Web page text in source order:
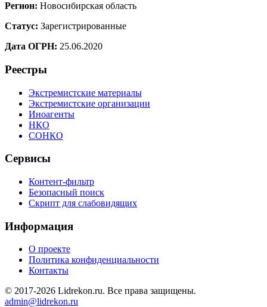
Регион: Новосибирская область
Статус: Зарегистрированные
Дата ОГРН: 25.06.2020
Реестры
Экстремистские материалы
Экстремистские организации
Иноагенты
НКО
СОНКО
Сервисы
Контент-фильтр
Безопасный поиск
Скрипт для слабовидящих
Информация
О проекте
Политика конфиденциальности
Контакты
© 2017-2026 Lidrekon.ru. Все права защищены.
admin@lidrekon.ru